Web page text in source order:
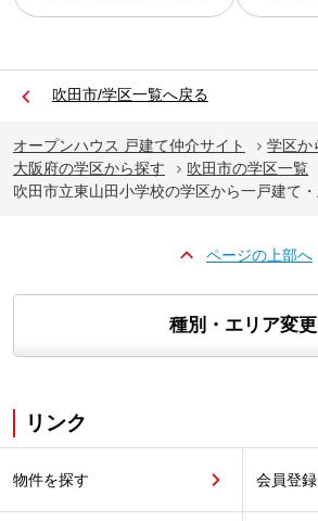
吹田市/学区一覧へ戻る
オープンハウス 戸建て仲介サイト
学区か
大阪府の学区から探す
吹田市の学区一覧
吹田市立東山田小学校の学区から一戸建て
ページの上部へ
種別・エリア変更
リンク
物件を探す 会員登録